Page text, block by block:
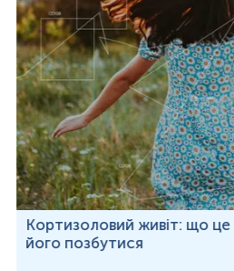
Кортизоловий живіт: що це
його позбутися